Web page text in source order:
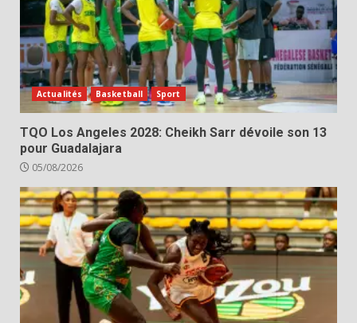
Actualités Basketball Sport
TQO Los Angeles 2028: Cheikh Sarr dévoile son 13
pour Guadalajara
05/08/2026